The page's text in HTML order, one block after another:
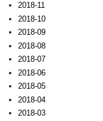
2018-11
2018-10
2018-09
2018-08
2018-07
2018-06
2018-05
2018-04
2018-03